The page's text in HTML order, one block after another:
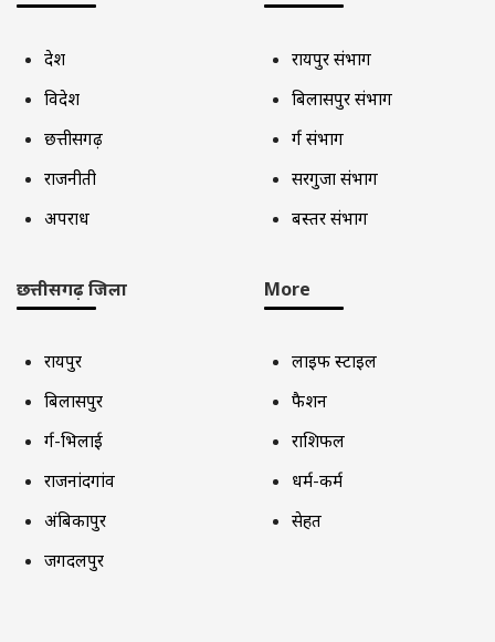
देश
विदेश
छत्तीसगढ़
राजनीती
अपराध
रायपुर संभाग
बिलासपुर संभाग
दुर्ग संभाग
सरगुजा संभाग
बस्तर संभाग
छत्तीसगढ़ जिला
रायपुर
बिलासपुर
दुर्ग-भिलाई
राजनांदगांव
अंबिकापुर
जगदलपुर
More
लाइफ स्टाइल
फैशन
राशिफल
धर्म-कर्म
सेहत